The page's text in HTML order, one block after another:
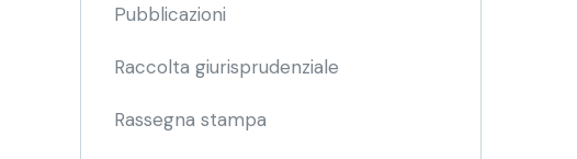
Pubblicazioni
Raccolta giurisprudenziale
Rassegna stampa